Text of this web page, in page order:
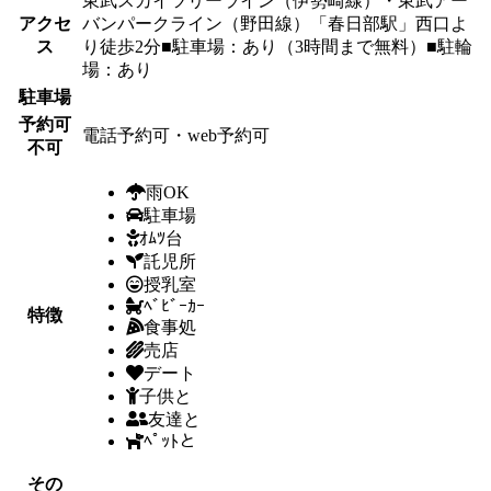
アクセ
ス
バンパークライン（野田線）「春日部駅」西口よ
り徒歩2分■駐車場：あり（3時間まで無料）■駐輪
場：あり
駐車場
予約可
不可
電話予約可・web予約可
特徴
雨OK
駐車場
ｵﾑﾂ台
託児所
授乳室
ﾍﾞﾋﾞｰｶｰ
食事処
売店
デート
子供と
友達と
ﾍﾟｯﾄと
その